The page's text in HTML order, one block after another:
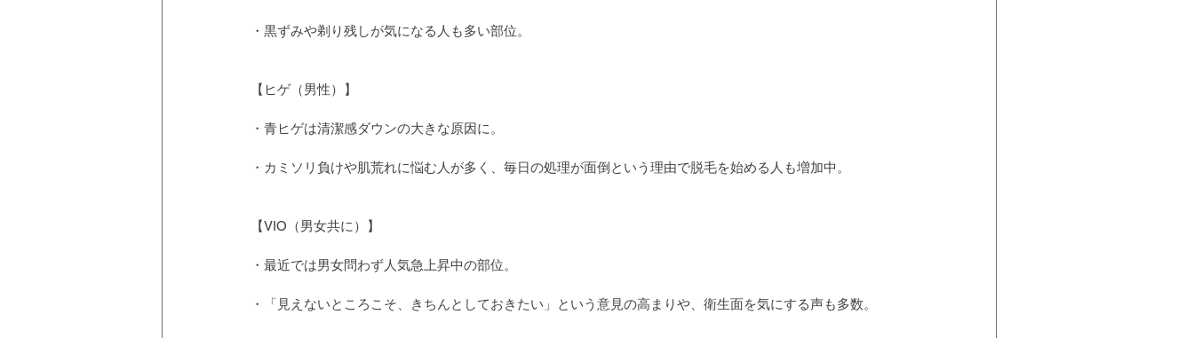
・黒ずみや剃り残しが気になる人も多い部位。
【ヒゲ（男性）】
・青ヒゲは清潔感ダウンの大きな原因に。
・カミソリ負けや肌荒れに悩む人が多く、毎日の処理が面倒という理由で脱毛を始める人も増加中。
【VIO（男女共に）】
・最近では男女問わず人気急上昇中の部位。
・「見えないところこそ、きちんとしておきたい」という意見の高まりや、衛生面を気にする声も多数。